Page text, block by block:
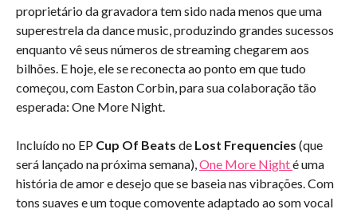
proprietário da gravadora tem sido nada menos que uma
superestrela da dance music, produzindo grandes sucessos
enquanto vê seus números de streaming chegarem aos
bilhões. E hoje, ele se reconecta ao ponto em que tudo
começou, com Easton Corbin, para sua colaboração tão
esperada: One More Night.
Incluído no EP Cup Of Beats de Lost Frequencies (que
será lançado na próxima semana),One More Nighté uma
história de amor e desejo que se baseia nas vibrações. Com
tons suaves e um toque comovente adaptado ao som vocal